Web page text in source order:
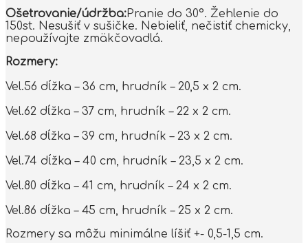
Ošetrovanie/údržba:Pranie do 30°. Žehlenie do
150st. Nesušiť v sušičke. Nebieliť, nečistiť chemicky,
nepoužívajte zmäkčovadlá.
Rozmery:
Vel.56 dĺžka – 36 cm, hrudník – 20,5 x 2 cm.
Vel.62 dĺžka – 37 cm, hrudník – 22 x 2 cm.
Vel.68 dĺžka – 39 cm, hrudník – 23 x 2 cm.
Vel.74 dĺžka – 40 cm, hrudník – 23,5 x 2 cm.
Vel.80 dĺžka – 41 cm, hrudník – 24 x 2 cm.
Vel.86 dĺžka – 45 cm, hrudník – 25 x 2 cm.
Rozmery sa môžu minimálne líšiť +- 0,5-1,5 cm.